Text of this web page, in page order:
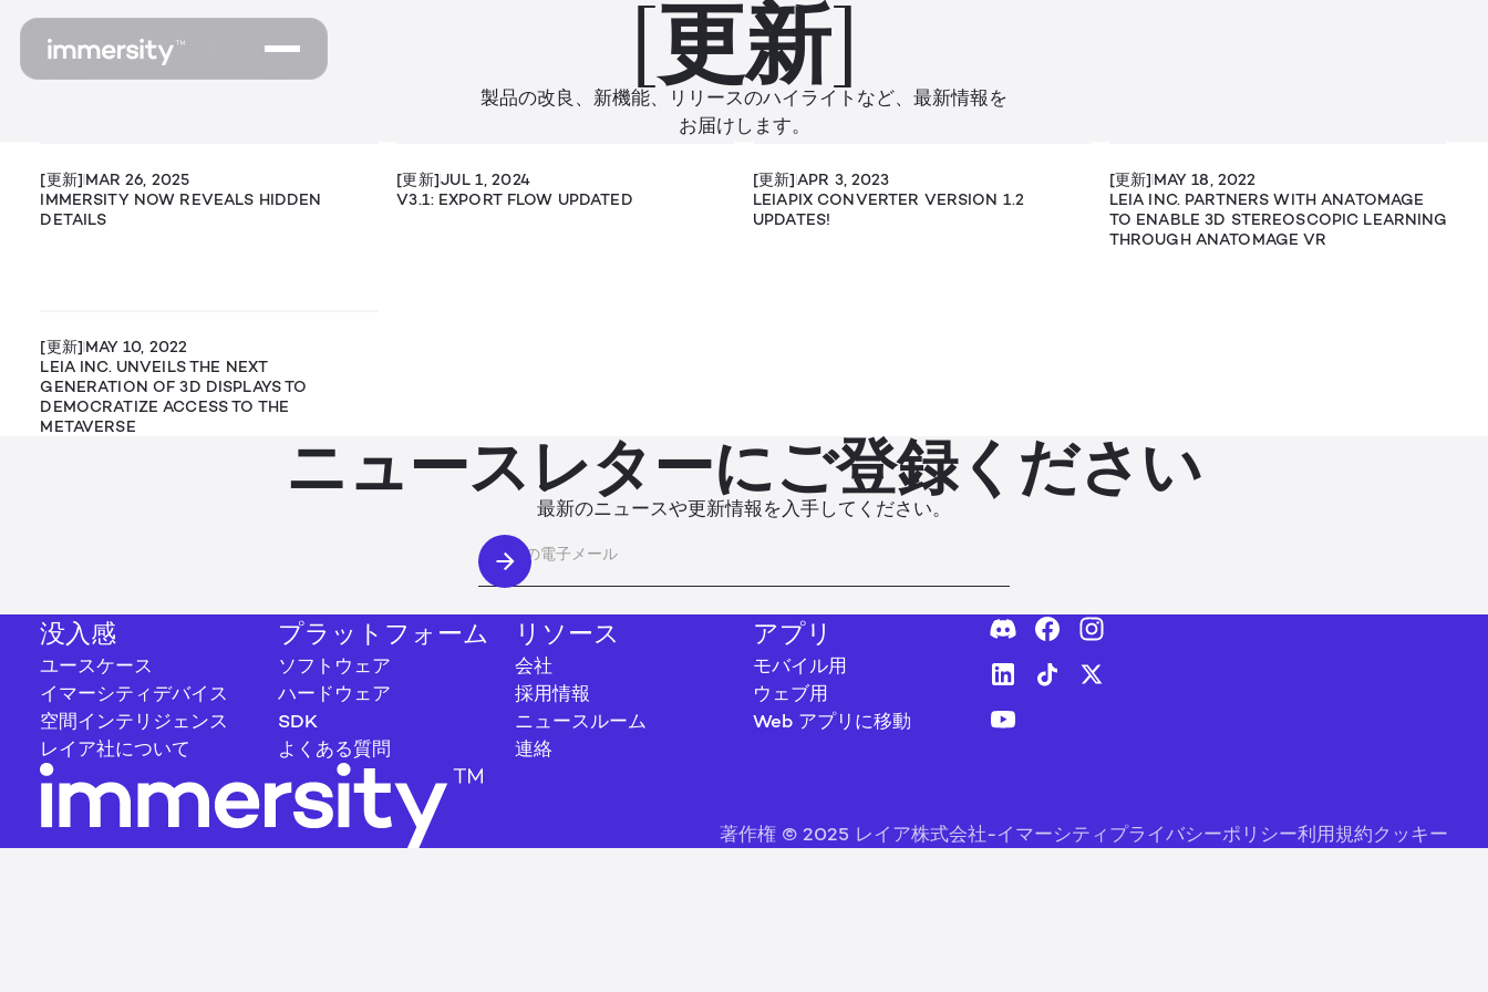
[更新]
製品の改良、新機能、リリースのハイライトなど、最新情報を
お届けします。
[更新]MAR 26, 2025
IMMERSITY NOW REVEALS HIDDEN
DETAILS
[更新]JUL 1, 2024
V3.1: EXPORT FLOW UPDATED
[更新] APR 3, 2023
LEIAPIX CONVERTER VERSION 1.2
UPDATES!
[更新]MAY 18, 2022
LEIA INC. PARTNERS WITH ANATOMAGE
TO ENABLE 3D STEREOSCOPIC LEARNING
THROUGH ANATOMAGE VR
[更新]MAY 10, 2022
LEIA INC. UNVEILS THE NEXT
GENERATION OF 3D DISPLAYS TO
DEMOCRATIZE ACCESS TO THE
METAVERSE
ニュースレターにご登録ください
最新のニュースや更新情報を入手してください。
没入感
ユースケース
イマーシティデバイス
空間インテリジェンス
レイア社について
プラットフォーム
ソフトウェア
ハードウェア
SDK
よくある質問
リソース
会社
採用情報
ニュースルーム
連絡
アプリ
モバイル用
ウェブ用
Web アプリに移動
著作権 © 2025 レイア株式会社-イマーシティプライバシーポリシー利用規約クッキー